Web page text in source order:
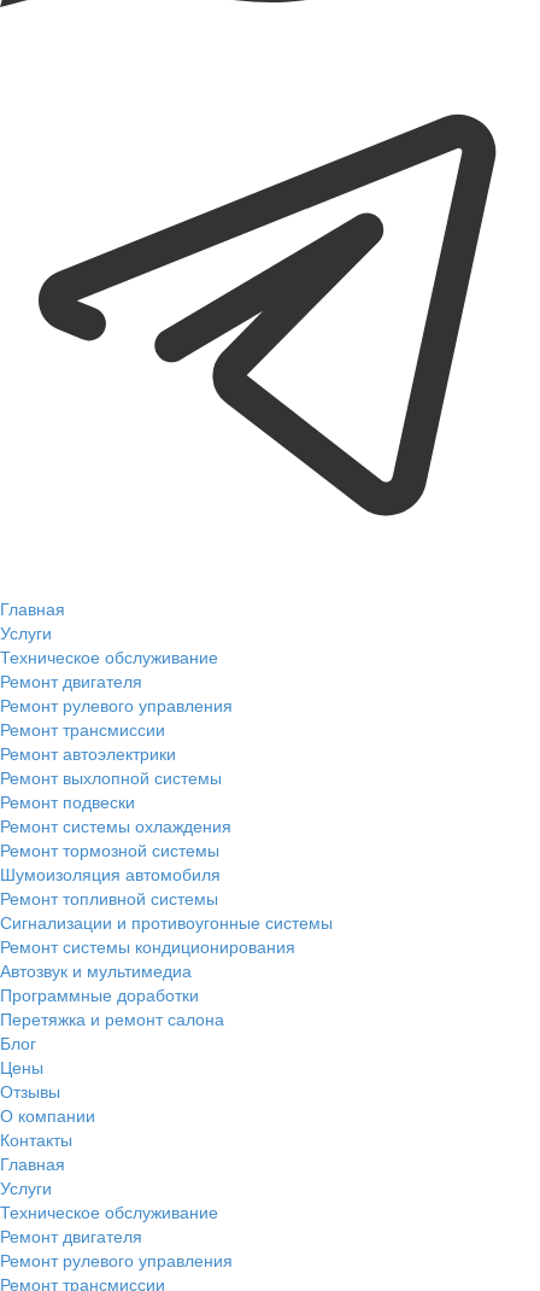
Главная
Услуги
Техническое обслуживание
Ремонт двигателя
Ремонт рулевого управления
Ремонт трансмиссии
Ремонт автоэлектрики
Ремонт выхлопной системы
Ремонт подвески
Ремонт системы охлаждения
Ремонт тормозной системы
Шумоизоляция автомобиля
Ремонт топливной системы
Сигнализации и противоугонные системы
Ремонт системы кондиционирования
Автозвук и мультимедиа
Программные доработки
Перетяжка и ремонт салона
Блог
Цены
Отзывы
О компании
Контакты
Главная
Услуги
Техническое обслуживание
Ремонт двигателя
Ремонт рулевого управления
Ремонт трансмиссии